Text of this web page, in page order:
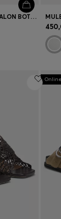
SANDALES EN CUIR À TALON BOTTIER ET BRIDES